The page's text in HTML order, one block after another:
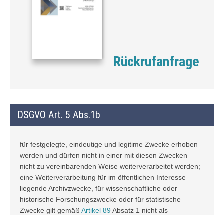
Rückrufanfrage
DSGVO Art. 5 Abs.1b
für festgelegte, eindeutige und legitime Zwecke erhoben
werden und dürfen nicht in einer mit diesen Zwecken
nicht zu vereinbarenden Weise weiterverarbeitet werden;
eine Weiterverarbeitung für im öffentlichen Interesse
liegende Archivzwecke, für wissenschaftliche oder
historische Forschungszwecke oder für statistische
Zwecke gilt gemäß Artikel 89 Absatz 1 nicht als